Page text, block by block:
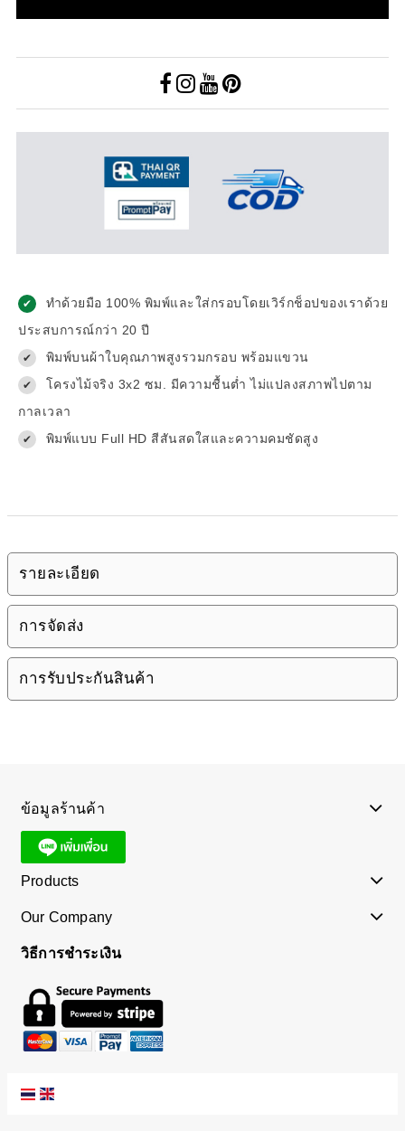
✔
ทำด้วยมือ 100% พิมพ์และใส่กรอบโดยเวิร์กช็อปของเราด้วย
ประสบการณ์กว่า 20 ปี
✔ พิมพ์บนผ้าใบคุณภาพสูงรวมกรอบ พร้อมแขวน
✔
โครงไม้จริง 3x2 ซม. มีความชื้นต่ำ ไม่แปลงสภาพไปตาม
กาลเวลา
✔ พิมพ์แบบ Full HD สีสันสดใสและความคมชัดสูง
รายละเอียด
การจัดส่ง
การรับประกันสินค้า
ข้อมูลร้านค้า
Products
Our Company
วิธีการชำระเงิน